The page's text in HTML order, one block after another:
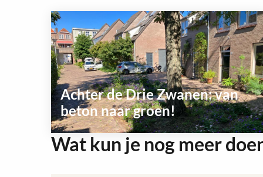
Achter de Drie Zwanen: van
beton naar groen!
Lees
meer
Wat kun je nog meer